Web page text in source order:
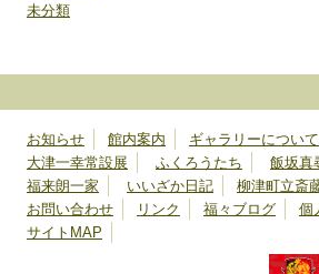
未分類
お知らせ 館内案内 ギャラリーについて
大津一幸常設展
ふくろうたち
飯坂真
福来朗一家
いいざか日記
柳津町立斎
お問い合わせ
リンク 福々ブログ
個
サイトMAP